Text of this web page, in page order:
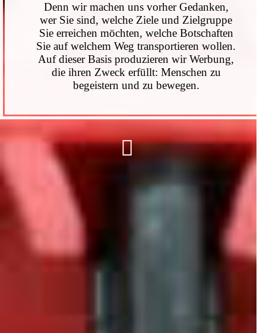
Denn wir machen uns vorher Gedanken,
wer Sie sind, welche Ziele und Zielgruppe
Sie erreichen möchten, welche Botschaften
Sie auf welchem Weg transportieren wollen.
Auf dieser Basis produzieren wir Werbung,
die ihren Zweck erfüllt: Menschen zu
begeistern und zu bewegen.